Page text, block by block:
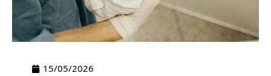
15/05/2026